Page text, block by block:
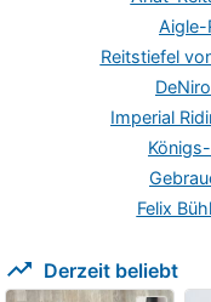
Aigle-
Reitstiefel
Imperial
Felix
trending_up Derzeit beliebt